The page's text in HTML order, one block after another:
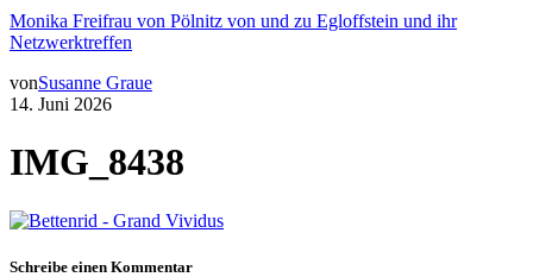
Monika Freifrau von Pölnitz von und zu Egloffstein und ihr
Netzwerktreffen
vonSusanne Graue
14. Juni 2026
IMG_8438
Schreibe einen Kommentar